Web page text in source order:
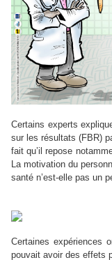
Certains experts
sur les résultats (FBR)
fait qu’il repose
La motivation du
santé n’est-elle pas un
Certaines expériences
pouvait avoir des effets